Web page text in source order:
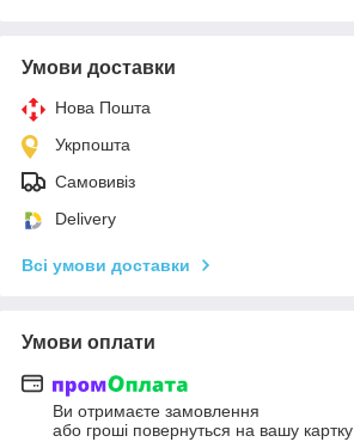
Умови доставки
Нова Пошта
Укрпошта
Самовивіз
Delivery
Всі умови доставки
Умови оплати
Ви отримаєте замовлення
або гроші повернуться на вашу картку